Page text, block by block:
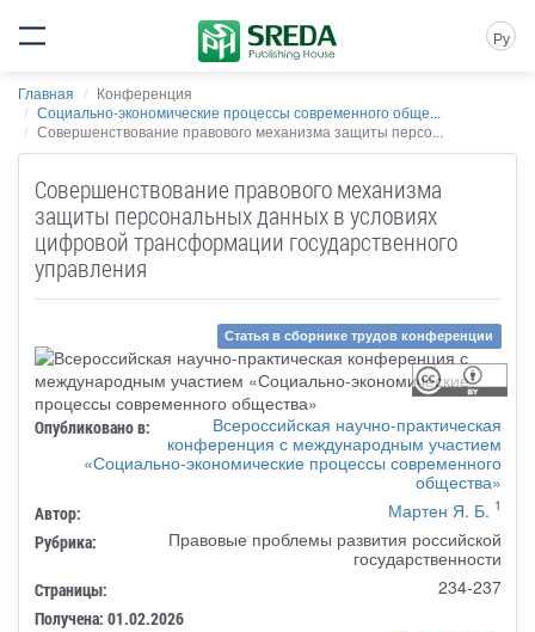
Ру
Главная
Конференция
Социально-экономические процессы современного обще...
Совершенствование правового механизма защиты персо...
Совершенствование правового механизма
защиты персональных данных в условиях
цифровой трансформации государственного
управления
Статья в сборнике трудов конференции
Опубликовано в:
Всероссийская научно-практическая
конференция с международным участием
«Социально-экономические процессы современного
общества»
Автор: Мартен Я. Б. 1
Рубрика:
Правовые проблемы развития российской
государственности
Страницы: 234-237
Получена: 01.02.2026